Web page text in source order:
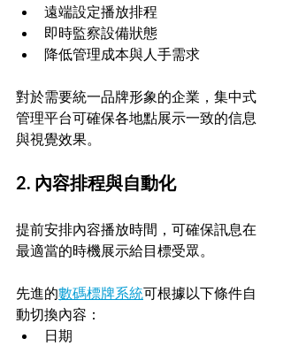
遠端設定播放排程
即時監察設備狀態
降低管理成本與人手需求
對於需要統一品牌形象的企業，集中式
管理平台可確保各地點展示一致的信息
與視覺效果。
2. 內容排程與自動化
提前安排內容播放時間，可確保訊息在
最適當的時機展示給目標受眾。
先進的數碼標牌系統可根據以下條件自
動切換內容：
日期